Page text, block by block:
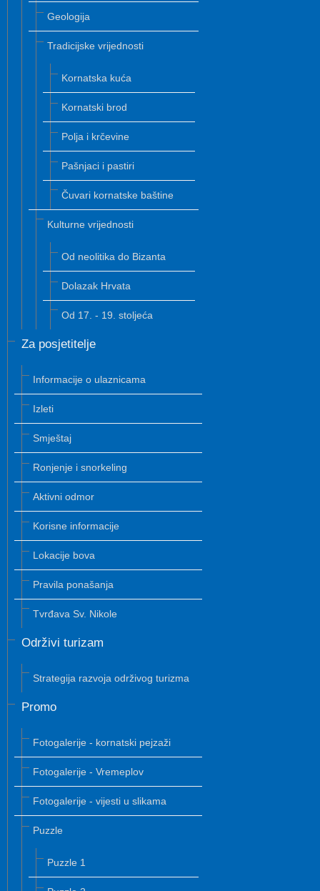
Geologija
Tradicijske vrijednosti
Kornatska kuća
Kornatski brod
Polja i krčevine
Pašnjaci i pastiri
Čuvari kornatske baštine
Kulturne vrijednosti
Od neolitika do Bizanta
Dolazak Hrvata
Od 17. - 19. stoljeća
Za posjetitelje
Informacije o ulaznicama
Izleti
Smještaj
Ronjenje i snorkeling
Aktivni odmor
Korisne informacije
Lokacije bova
Pravila ponašanja
Tvrđava Sv. Nikole
Održivi turizam
Strategija razvoja održivog turizma
Promo
Fotogalerije - kornatski pejzaži
Fotogalerije - Vremeplov
Fotogalerije - vijesti u slikama
Puzzle
Puzzle 1